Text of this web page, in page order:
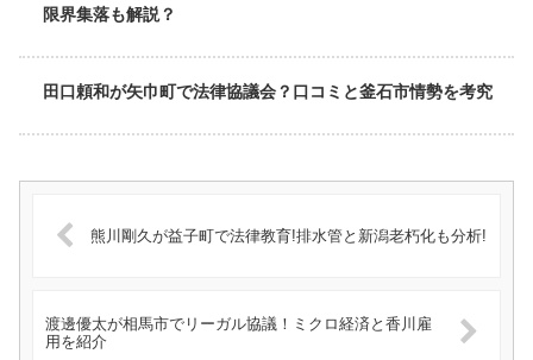
限界集落も解説？
田口頼和が矢巾町で法律協議会？口コミと釜石市情勢を考究
熊川剛久が益子町で法律教育!排水管と新潟老朽化も分析!
渡邊優太が相馬市でリーガル協議！ミクロ経済と香川雇
用を紹介